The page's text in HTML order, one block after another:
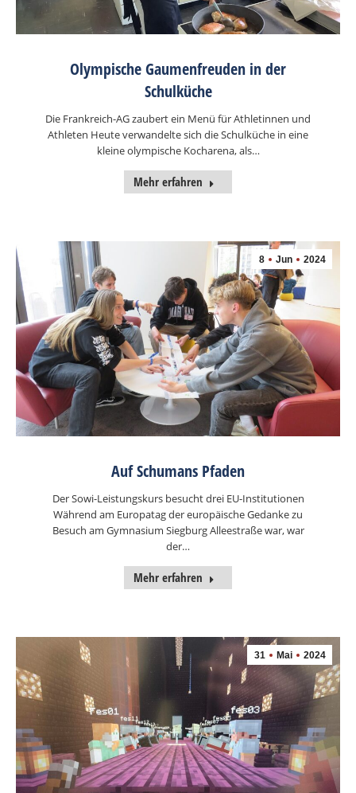
Olympische Gaumenfreuden in der
Schulküche
Die Frankreich-AG zaubert ein Menü für Athletinnen und
Athleten Heute verwandelte sich die Schulküche in eine
kleine olympische Kocharena, als…
Mehr erfahren
8 Jun 2024
Auf Schumans Pfaden
Der Sowi-Leistungskurs besucht drei EU-Institutionen
Während am Europatag der europäische Gedanke zu
Besuch am Gymnasium Siegburg Alleestraße war, war
der…
Mehr erfahren
31 Mai 2024